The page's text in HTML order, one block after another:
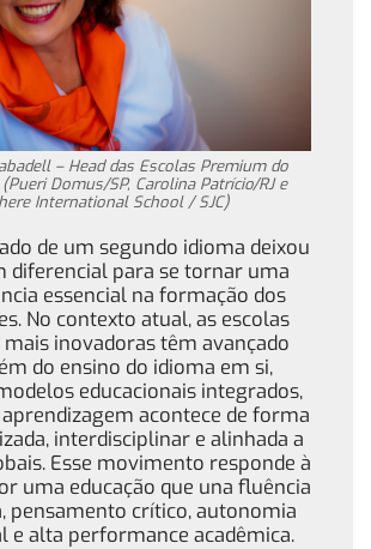
– Head das Escolas Premium do
Domus/SP, Carolina Patrício/RJ e
International School / SJC)
de um segundo idioma deixou
diferencial para se tornar uma
essencial na formação dos
No contexto atual, as escolas
inovadoras têm avançado
do ensino do idioma em si,
educacionais integrados,
acontece de forma
interdisciplinar e alinhada a
Esse movimento responde à
uma educação que una fluência
pensamento crítico, autonomia
e alta performance acadêmica.